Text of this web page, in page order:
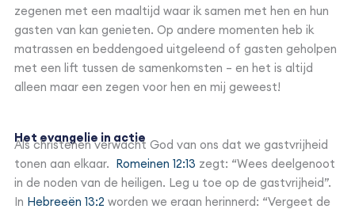
zegenen met een maaltijd waar ik samen met hen en hun
gasten van kan genieten. Op andere momenten heb ik
matrassen en beddengoed uitgeleend of gasten geholpen
met een lift tussen de samenkomsten – en het is altijd
alleen maar een zegen voor hen en mij geweest!
Het evangelie in actie
Als christenen verwacht God van ons dat we gastvrijheid
tonen aan elkaar. Romeinen 12:13 zegt: “Wees deelgenoot
in de noden van de heiligen. Leg u toe op de gastvrijheid”.
In Hebreeën 13:2 worden we eraan herinnerd: “Vergeet de